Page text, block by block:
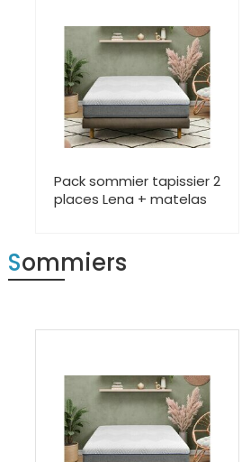
Pack sommier tapissier 2
places Lena + matelas
Sommiers